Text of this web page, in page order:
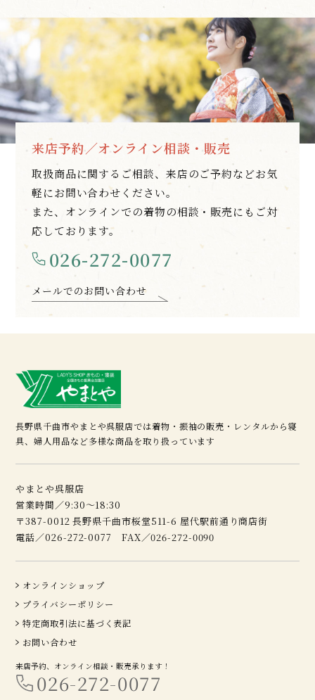
来店予約／オンライン相談・販売
取扱商品に関するご相談、来店のご予約などお気
軽にお問い合わせください。
また、オンラインでの着物の相談・販売にもご対
応しております。
026-272-0077
メールでのお問い合わせ
長野県千曲市やまとや呉服店では着物・振袖の販売・レンタルから寝
具、婦人用品など多様な商品を取り扱っています
やまとや呉服店
営業時間／9:30～18:30
〒387-0012 長野県千曲市桜堂511-6 屋代駅前通り商店街
電話／026-272-0077 FAX／026-272-0090
オンラインショップ
プライバシーポリシー
特定商取引法に基づく表記
お問い合わせ
来店予約、オンライン相談・販売承ります！
026-272-0077